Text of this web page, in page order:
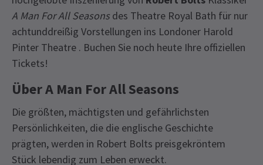
A Man For All Seasons des Theatre Royal Bath für nur
achtunddreißig Vorstellungen ins Londoner Harold
Pinter Theatre . Buchen Sie noch heute Ihre offiziellen
Tickets!
Über A Man For All Seasons
Die größten, mächtigsten und gefährlichsten
Persönlichkeiten, die die englische Geschichte
prägten, werden in Robert Bolts preisgekröntem
Stück lebendig zum Leben erweckt.